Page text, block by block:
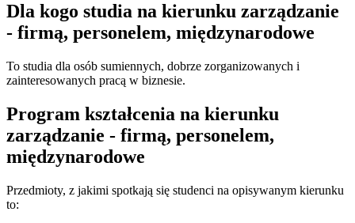
Dla kogo studia na kierunku zarządzanie
- firmą, personelem, międzynarodowe
To studia dla osób sumiennych, dobrze zorganizowanych i
zainteresowanych pracą w biznesie.
Program kształcenia na kierunku
zarządzanie - firmą, personelem,
międzynarodowe
Przedmioty, z jakimi spotkają się studenci na opisywanym kierunku
to: